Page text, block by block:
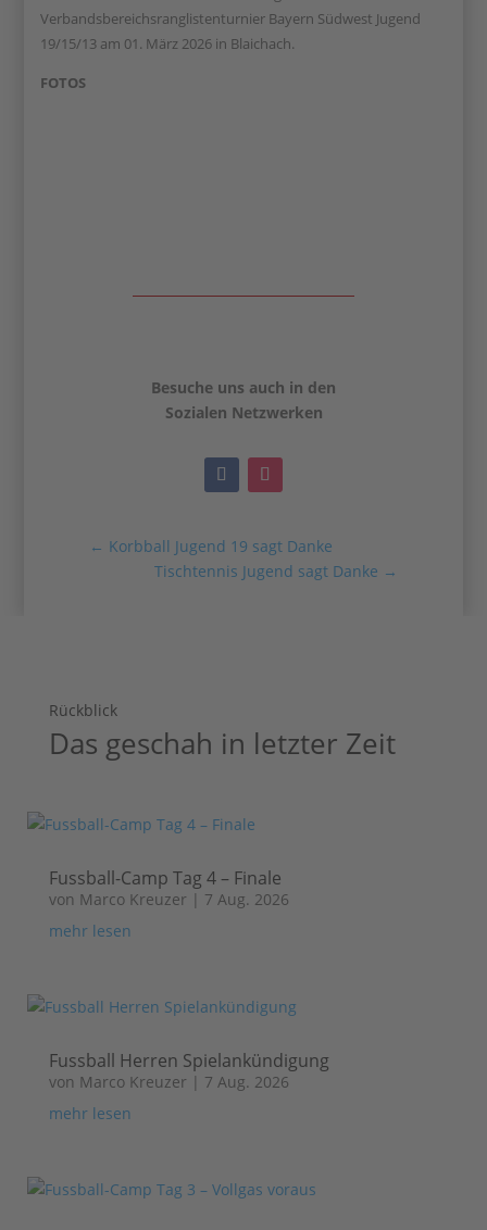
Verbandsbereichsranglistenturnier Bayern Südwest Jugend
19/15/13 am 01. März 2026 in Blaichach.
FOTOS
Besuche uns auch in den
Sozialen Netzwerken
← Korbball Jugend 19 sagt Danke
Tischtennis Jugend sagt Danke →
Rückblick
Das geschah in letzter Zeit
Fussball-Camp Tag 4 – Finale
von Marco Kreuzer | 7 Aug. 2026
mehr lesen
Fussball Herren Spielankündigung
von Marco Kreuzer | 7 Aug. 2026
mehr lesen